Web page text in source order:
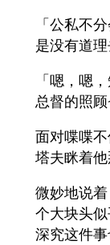
「公私不
是没有道理
「嗯，嗯
总督的照顾
面对喋喋
塔夫眯着他
微妙地说
个大块头
深究这件事